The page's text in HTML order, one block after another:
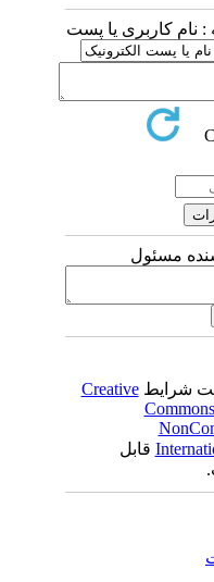
کاربری یا پست
مسئول
Creative
قابل